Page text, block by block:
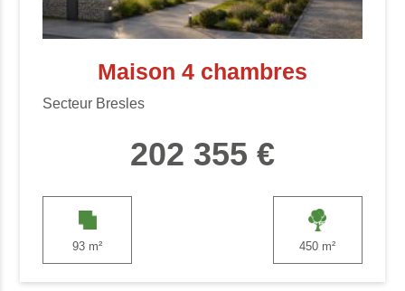
Maison 4 chambres
Secteur Bresles
202 355 €
93 m² 450 m²